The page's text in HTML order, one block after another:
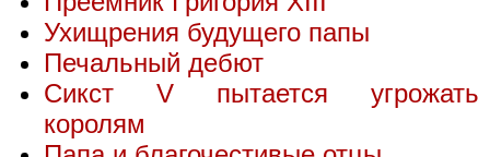
Ухищрения будущего папы
Печальный дебют
Сикст V пытается угрожать
королям